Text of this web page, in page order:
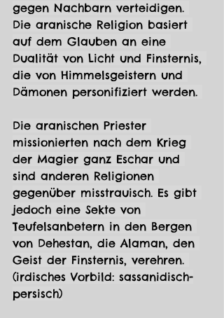
gegen Nachbarn verteidigen.
Die aranische Religion basiert
auf dem Glauben an eine
Dualität von Licht und Finsternis,
die von Himmelsgeistern und
Dämonen personifiziert werden.
Die aranischen Priester
missionierten nach dem Krieg
der Magier ganz Eschar und
sind anderen Religionen
gegenüber misstrauisch. Es gibt
jedoch eine Sekte von
Teufelsanbetern in den Bergen
von Dehestan, die Alaman, den
Geist der Finsternis, verehren.
(irdisches Vorbild: sassanidisch-
persisch)